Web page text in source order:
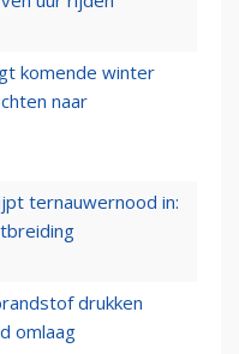
komende winter
naar
ternauwernood in:
drukken
omlaag